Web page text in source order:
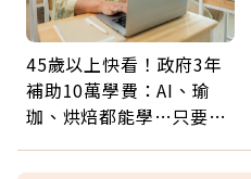
45歲以上快看！政府3年
補助10萬學費：AI、瑜
珈、烘焙都能學…只要願